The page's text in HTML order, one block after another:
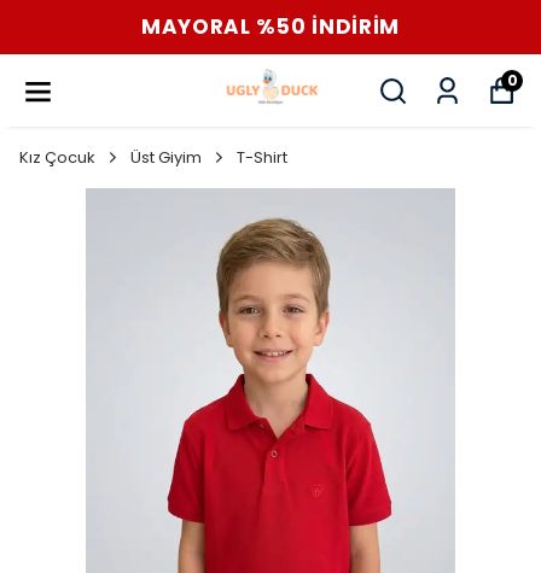
MAYORAL %50 İNDİRİM
0
Kız Çocuk Üst Giyim T-Shirt